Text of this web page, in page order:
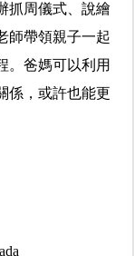
抓周儀式、說繪
師帶領親子一起
。爸媽可以利用
係，或許也能更